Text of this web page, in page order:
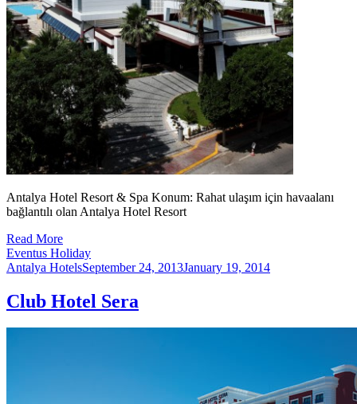
Antalya Hotel Resort & Spa Konum: Rahat ulaşım için havaalanı
bağlantılı olan Antalya Hotel Resort
Read More
Eventus Holiday
Antalya HotelsSeptember 24, 2013January 19, 2014
Club Hotel Sera